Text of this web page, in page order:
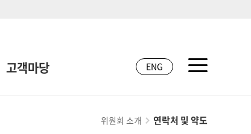
고객마당 ENG
위원회 소개 연락처 및 약도